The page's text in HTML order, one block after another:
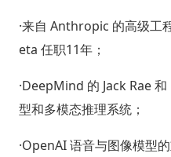
·来自 Anthropic 的高级工
eta 任职11年；
·DeepMind 的 Jack Rae
型和多模态推理系统；
·OpenAI 语音与图像模型